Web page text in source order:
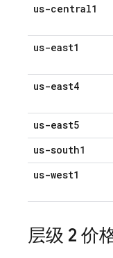
us-central1
us-east1
us-east4
us-east5
us-south1
us-west1
层级 2 价